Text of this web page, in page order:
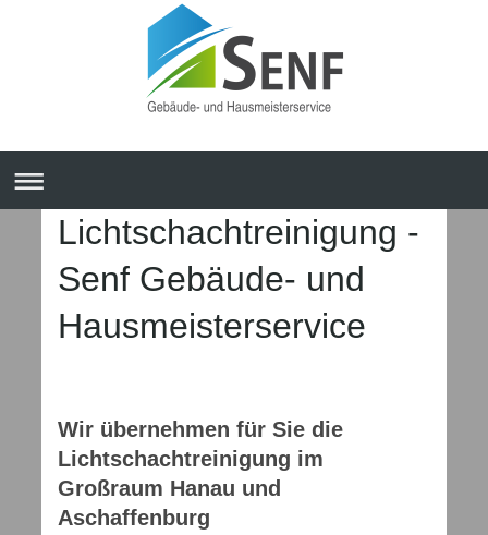
Lichtschachtreinigung -
Senf Gebäude- und
Hausmeisterservice
Wir übernehmen für Sie die
Lichtschachtreinigung im
Großraum Hanau und
Aschaffenburg